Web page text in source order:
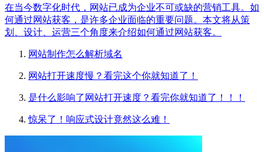
在当今数字化时代，网站已成为企业不可或缺的营销工具。如
何通过网站获客，是许多企业面临的重要问题。本文将从策
划、设计、运营三个角度来介绍如何通过网站获客。
网站制作怎么解析域名
网站打开速度慢？看完这个你就知道了！
是什么影响了网站打开速度？看完你就知道了！！！
惊呆了！响应式设计竟然这么难！